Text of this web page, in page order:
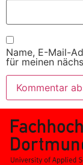
Name, E-Mail-
für meinen